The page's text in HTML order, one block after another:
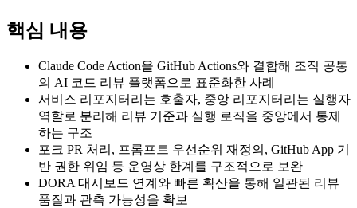
핵심 내용
Claude Code Action을 GitHub Actions와 결합해 조직 공통
의 AI 코드 리뷰 플랫폼으로 표준화한 사례
서비스 리포지터리는 호출자, 중앙 리포지터리는 실행자
역할로 분리해 리뷰 기준과 실행 로직을 중앙에서 통제
하는 구조
포크 PR 처리, 프롬프트 우선순위 재정의, GitHub App 기
반 권한 위임 등 운영상 한계를 구조적으로 보완
DORA 대시보드 연계와 빠른 확산을 통해 일관된 리뷰
품질과 관측 가능성을 확보